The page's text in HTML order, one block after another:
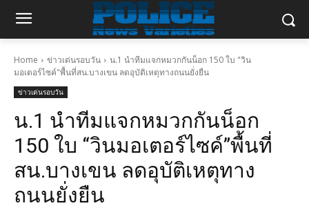
Home ข่าวเด่นรอบวัน
น.1 นำทีมแจกหมวกกันน็อก 150 ใบ "วิน
มอเตอร์ไซค์"พื้นที่สน.บางเขน ลดอุบัติเหตุทางถนนยั่งยืน
ข่าวเด่นรอบวัน
น.1 นำทีมแจกหมวกกันน็อก
150 ใบ “วินมอเตอร์ไซค์”พื้นที่
สน.บางเขน ลดอุบัติเหตุทาง
ถนนยั่งยืน